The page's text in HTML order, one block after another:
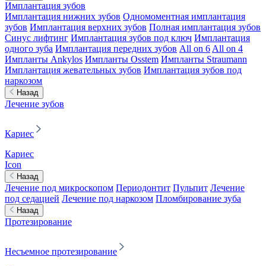
Имплантация зубов
Имплантация нижних зубов Одномоментная имплантация
зубов Имплантация верхних зубов Полная имплантация зубов
Синус лифтинг Имплантация зубов под ключ Имплантация
одного зуба Имплантация передних зубов All on 6 All on 4
Импланты Ankylos Импланты Osstem Импланты Straumann
Имплантация жевательных зубов Имплантация зубов под
наркозом
Назад
Лечение зубов
Кариес
Кариес
Icon
Назад
Лечение под микроскопом Периодонтит Пульпит Лечение
под седацией Лечение под наркозом Пломбирование зуба
Назад
Протезирование
Несъемное протезирование